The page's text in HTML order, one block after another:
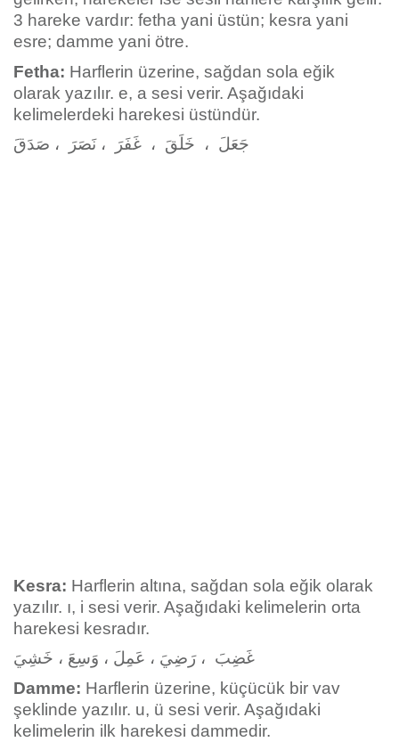
3 hareke vardır: fetha yani üstün; kesra yani
esre; damme yani ötre.
Fetha: Harflerin üzerine, sağdan sola eğik
olarak yazılır. e, a sesi verir. Aşağıdaki
kelimelerdeki harekesi üstündür.
Kesra: Harflerin altına, sağdan sola eğik olarak
yazılır. ı, i sesi verir. Aşağıdaki kelimelerin orta
harekesi kesradır.
غَضِبَ ، رَضِيَ ، عَمِلَ ، وَسِعَ ، خَشِيَ
Damme: Harflerin üzerine, küçücük bir vav
şeklinde yazılır. u, ü sesi verir. Aşağıdaki
kelimelerin ilk harekesi dammedir.